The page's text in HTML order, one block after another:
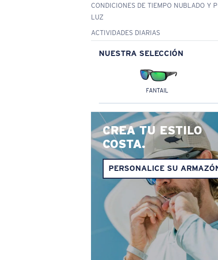
CONDICIONES DE TIEMPO NUBLADO Y
LUZ
ACTIVIDADES DIARIAS
NUESTRA SELECCIÓN
FANTAIL
CREA TU ESTILO
COSTA.
PERSONALICE SU